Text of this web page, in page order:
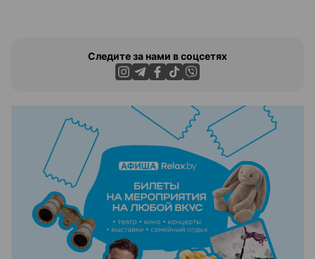
Следите за нами в соцсетях
ЭФФЕКТИВНАЯ РЕКЛАМА НА САЙТЕ